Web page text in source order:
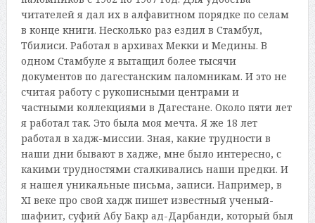
читателей я дал их в алфавитном порядке по селам
в конце книги. Несколько раз ездил в Стамбул,
Тбилиси. Работал в архивах Мекки и Медины. В
одном Стамбуле я вытащил более тысячи
документов по дагестанским паломникам. И это не
считая работу с рукописными центрами и
частными коллекциями в Дагестане. Около пяти лет
я работал так. Это была моя мечта. Я же 18 лет
работал в хадж-миссии. Зная, какие трудности в
наши дни бывают в хадже, мне было интересно, с
какими трудностями сталкивались наши предки. И
я нашел уникальные письма, записи. Например, в
XI веке про свой хадж пишет известный ученый-
шафиит, суфий Абу Бакр ад-Дарбанди, который был